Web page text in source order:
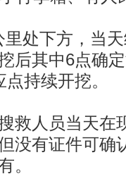
下方，当天
后其中6点确
持续开挖。
人员当天在
没有证件可确
。